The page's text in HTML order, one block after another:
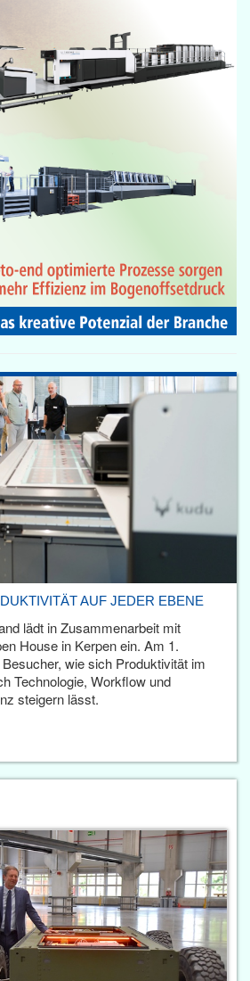
AUF JEDER EBENE
lädt in Zusammenarbeit mit
House in Kerpen ein. Am 1.
wie sich Produktivität im
Technologie, Workflow und
steigern lässt.